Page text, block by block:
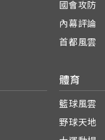
國會攻防
內幕評論
首都風雲
體育
籃球風雲
野球天地